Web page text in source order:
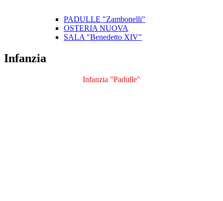
PADULLE "Zambonelli"
OSTERIA NUOVA
SALA "Benedetto XIV"
Infanzia
Infanzia "Padulle"